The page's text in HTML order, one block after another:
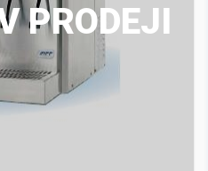
PRODEJI